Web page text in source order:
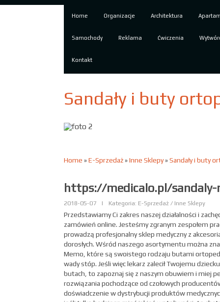
Home Organizacje Architektura
Samochody Reklama Ćwiczenia
Kontakt
Sandały i buty
Home »E-Sprzedaż»Inne Sklepy»Sandały i buty
https://medicalo.pl/sandaly-
2018-05-07 | Kategoria: E-Sprzedaż / Inne Sklepy
Przedstawiamy Ci zakres naszej działalności i
zamówień online. Jesteśmy zgranym zespołem
prowadzą profesjonalny sklep medyczny z
dorosłych. Wśród naszego asortymentu można
Memo, które są swoistego rodzaju butami
wady stóp. Jeśli więc lekarz zalecił Twojemu
butach, to zapoznaj się z naszym obuwiem i miej
rozwiązania pochodzące od czołowych
doświadczenie w dystrybucji produktów